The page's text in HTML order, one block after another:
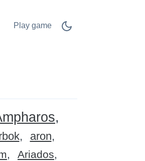
Play game
aron
Ariados